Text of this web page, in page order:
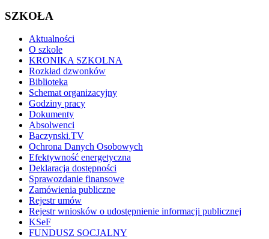
SZKOŁA
Aktualności
O szkole
KRONIKA SZKOLNA
Rozkład dzwonków
Biblioteka
Schemat organizacyjny
Godziny pracy
Dokumenty
Absolwenci
Baczynski.TV
Ochrona Danych Osobowych
Efektywność energetyczna
Deklaracja dostępności
Sprawozdanie finansowe
Zamówienia publiczne
Rejestr umów
Rejestr wniosków o udostępnienie informacji publicznej
KSeF
FUNDUSZ SOCJALNY